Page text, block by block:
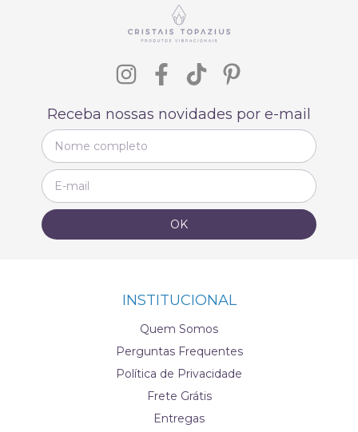
Receba nossas novidades por e-mail
INSTITUCIONAL
Quem Somos
Perguntas Frequentes
Política de Privacidade
Frete Grátis
Entregas